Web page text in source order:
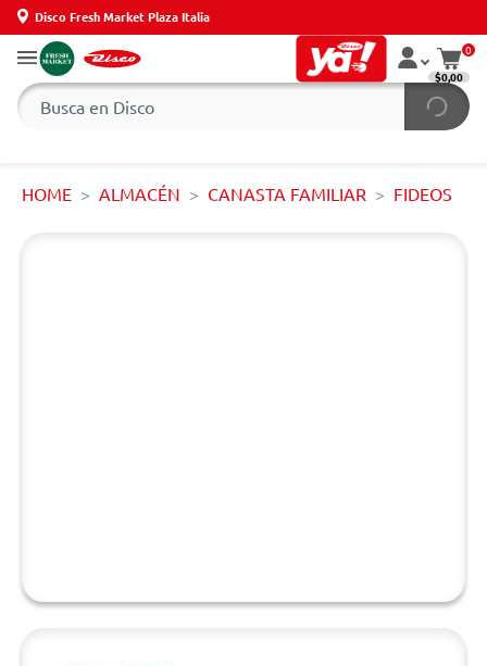
Disco Fresh Market Plaza Italia
0
$0,00
HOME ALMACÉN CANASTA FAMILIAR FIDEOS